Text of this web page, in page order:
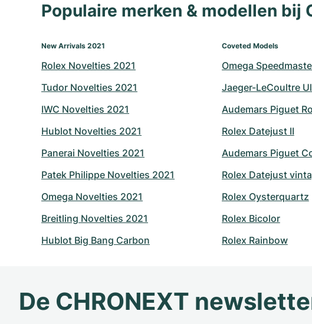
Populaire merken & modellen bij
New Arrivals 2021
Rolex Novelties 2021
Tudor Novelties 2021
IWC Novelties 2021
Hublot Novelties 2021
Panerai Novelties 2021
Patek Philippe Novelties 2021
Omega Novelties 2021
Breitling Novelties 2021
Hublot Big Bang Carbon
Coveted Models
Omega
Jaeger-LeCoultre
Audemars Piguet
Rolex Datejust II
Audemars Piguet
Rolex Datejust
Rolex Oysterquartz
Rolex Bicolor
Rolex Rainbow
De CHRONEXT